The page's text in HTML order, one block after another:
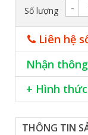
Số lượng -
Liên hệ
Nhận
+ Hình
Lắp đặt miễn
Phương thức
THÔNG TIN